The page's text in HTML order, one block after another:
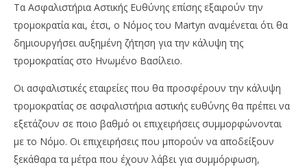
Τα Ασφαλιστήρια Αστικής Ευθύνης επίσης εξαιρούν την
τρομοκρατία και, έτσι, ο Νόμος του Martyn αναμένεται ότι θα
δημιουργήσει αυξημένη ζήτηση για την κάλυψη της
τρομοκρατίας στο Ηνωμένο Βασίλειο.
Οι ασφαλιστικές εταιρείες που θα προσφέρουν την κάλυψη
τρομοκρατίας σε ασφαλιστήρια αστικής ευθύνης θα πρέπει να
εξετάζουν σε ποιο βαθμό οι επιχειρήσεις συμμορφώνονται
με το Νόμο. Οι επιχειρήσεις που μπορούν να αποδείξουν
ξεκάθαρα τα μέτρα που έχουν λάβει για συμμόρφωση,